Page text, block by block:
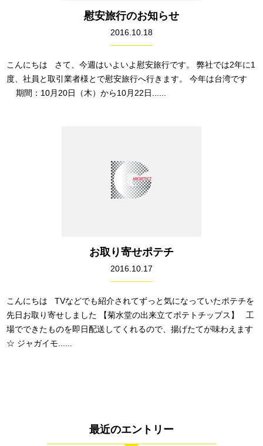
慰安旅行のお知らせ
2016.10.18
こんにちは さて、今週はいよいよ慰安旅行です。 弊社では2年に1
度、社員と取引業者様とで慰安旅行へ行きます。 今年は台湾です
期間：10月20日（木）から10月22日......
お取り寄せポテチ
2016.10.17
こんにちは TVなどでも紹介されてずっと気になっていたポテチを
先日お取り寄せしました 【菊水堂の出来立てポテトチップス】 工
場でできたものを即日配送してくれるので、揚げたてが味わえます
☆ ジャガイモ......
最近のエントリー